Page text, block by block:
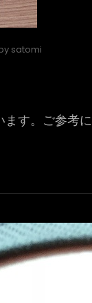
satomi
す。ご参考に